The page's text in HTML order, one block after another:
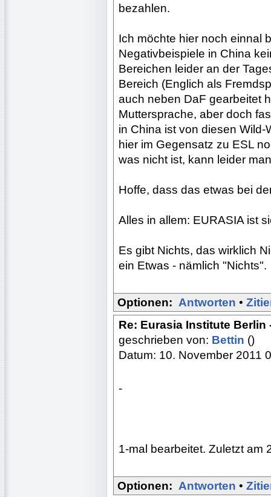
bezahlen.
Ich möchte hier noch einnal
Negativbeispiele in China
Bereichen leider an der
Bereich (Englich als
auch neben DaF gearbeitet
Muttersprache, aber doch
in China ist von diesen
hier im Gegensatz zu ESL
was nicht ist, kann leider
Hoffe, dass das etwas bei
Alles in allem: EURASIA ist
Es gibt Nichts, das wirklich
ein Etwas - nämlich "Nichts".
Optionen: Antworten •
Re: Eurasia Institute Berlin
geschrieben von: Bettin ()
Datum: 10. November 2011
-
1-mal bearbeitet. Zuletzt am
Optionen: Antworten •